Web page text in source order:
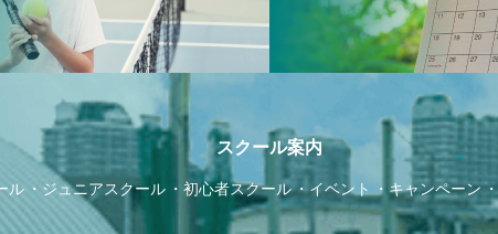
スクール案内
ル ジュニアスクール 初心者スクール イベント キャンペーン